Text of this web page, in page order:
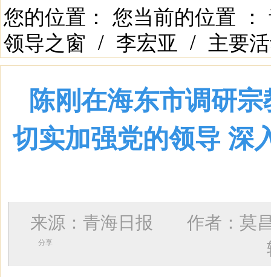
您的位置： 您当前的位置 ：
领导之窗 / 李宏亚 / 主要
陈刚在海东市调研
切实加强党的领导 深
来源：青海日报 作者：莫
分享